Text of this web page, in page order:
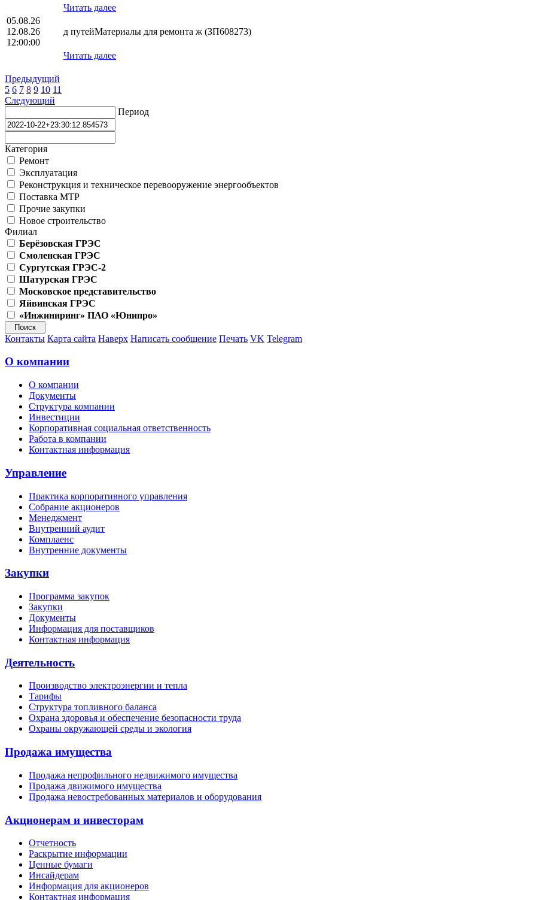
Читать далее
05.08.26
12.08.26
12:00:00
д путейМатериалы для ремонта ж (ЗП608273)
Читать далее
Предыдущий
5 6 7 8 9 10 11
Следующий
Период
Категория
Ремонт
Эксплуатация
Реконструкция и техническое перевооружение энергообъектов
Поставка МТР
Прочие закупки
Новое строительство
Филиал
Берёзовская ГРЭС
Смоленская ГРЭС
Сургутская ГРЭС-2
Шатурская ГРЭС
Московское представительство
Яйвинская ГРЭС
«Инжиниринг» ПАО «Юнипро»
Контакты Карта сайта Наверх Написать сообщение Печать VK Telegram
О компании
О компании
Документы
Структура компании
Инвестиции
Корпоративная социальная ответственность
Работа в компании
Контактная информация
Управление
Практика корпоративного управления
Собрание акционеров
Менеджмент
Внутренний аудит
Комплаенс
Внутренние документы
Закупки
Программа закупок
Закупки
Документы
Информация для поставщиков
Контактная информация
Деятельность
Производство электроэнергии и тепла
Тарифы
Структура топливного баланса
Охрана здоровья и обеспечение безопасности труда
Охраны окружающей среды и экология
Продажа имущества
Продажа непрофильного недвижимого имущества
Продажа движимого имущества
Продажа невостребованных материалов и оборудования
Акционерам и инвесторам
Отчетность
Раскрытие информации
Ценные бумаги
Инсайдерам
Информация для акционеров
Контактная информация